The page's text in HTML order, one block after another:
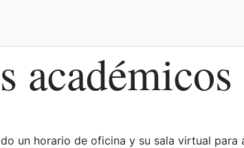
académicos
un horario de oficina y su sala virtual